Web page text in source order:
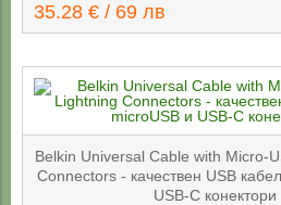
35.28 € / 69 лв
Belkin Universal Cable with Micro-
Connectors - качествен USB
USB-C